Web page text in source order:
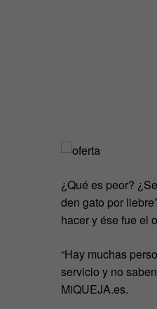
¿Qué es peor?
den gato por
hacer y ése fue el
“Hay muchas
servicio y no
MiQUEJA.es.